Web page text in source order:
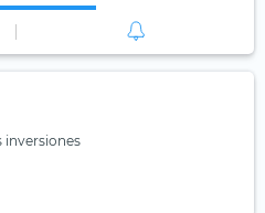
inversiones